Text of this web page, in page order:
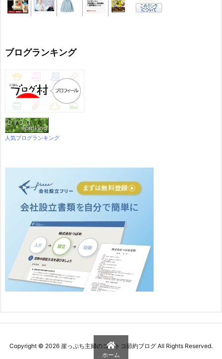
ブログランキング
人気ブログランキング
Copyright © 2026 崖っぷち主婦のコストコ節約ブログ All Rights Reserved.
ホーム